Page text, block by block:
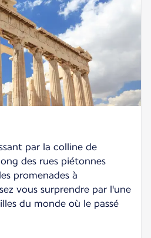
par la colline de
des rues piétonnes
promenades à
vous surprendre par l'une
du monde où le passé